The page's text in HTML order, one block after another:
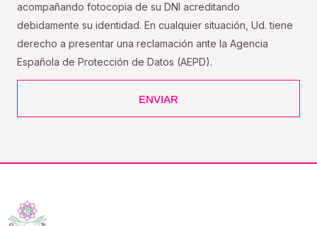
acompañando fotocopia de su DNI acreditando
debidamente su identidad. En cualquier situación, Ud. tiene
derecho a presentar una reclamación ante la Agencia
Española de Protección de Datos (AEPD).
ENVIAR